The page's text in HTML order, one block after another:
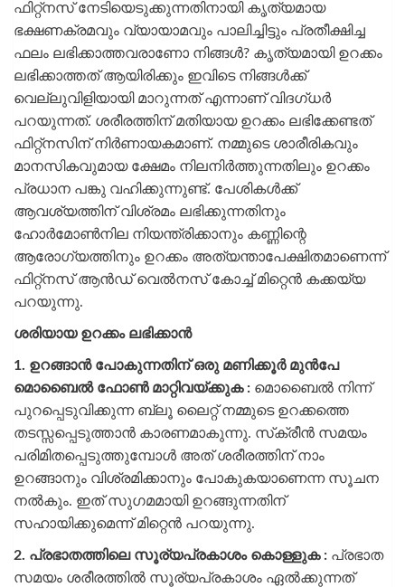
ഫിറ്റ്നസ് നേടിയെടുക്കുന്നതിനായി കൃത്യമായ
ഭക്ഷണക്രമവും വ്യായാമവും പാലിച്ചിട്ടും പ്രതീക്ഷിച്ച
ഫലം ലഭിക്കാത്തവരാണോ നിങ്ങൾ? കൃത്യമായി ഉറക്കം
ലഭിക്കാത്തത് ആയിരിക്കും ഇവിടെ നിങ്ങൾക്ക്
വെല്ലുവിളിയായി മാറുന്നത് എന്നാണ് വിദഗ്ധര്‍
പറയുന്നത്. ശരീരത്തിന് മതിയായ ഉറക്കം ലഭിക്കേണ്ടത്
ഫിറ്റ്നസിന് നിർണായകമാണ്. നമ്മുടെ ശാരീരികവും
മാനസികവുമായ ക്ഷേമം നിലനിർത്തുന്നതിലും ഉറക്കം
പ്രധാന പങ്കു വഹിക്കുന്നുണ്ട്. പേശികൾക്ക്
ആവശ്യത്തിന് വിശ്രമം ലഭിക്കുന്നതിനും
ഹോർമോൺനില നിയന്ത്രിക്കാനും കണ്ണിന്റെ
ആരോഗ്യത്തിനും ഉറക്കം അത്യന്താപേക്ഷിതമാണെന്ന്
ഫിറ്റ്നസ് ആൻഡ് വെൽനസ് കോച്ച് മിറ്റെൻ കക്കയ്യ
പറയുന്നു.
ശരിയായ ഉറക്കം ലഭിക്കാൻ
1. ഉറങ്ങാൻ പോകുന്നതിന് ഒരു മണിക്കൂർ മുൻപേ
മൊബൈൽ ഫോൺ മാറ്റിവയ്ക്കുക : മൊബൈൽ നിന്ന്
പുറപ്പെടുവിക്കുന്ന ബ്ലൂ ലൈറ്റ് നമ്മുടെ ഉറക്കത്തെ
തടസ്സപ്പെടുത്താൻ കാരണമാകുന്നു. സ്‌ക്രീൻ സമയം
പരിമിതപ്പെടുത്തുമ്പോൾ അത് ശരീരത്തിന് നാം
ഉറങ്ങാനും വിശ്രമിക്കാനും പോകുകയാണെന്ന സൂചന
നൽകും. ഇത് സുഗമമായി ഉറങ്ങുന്നതിന്
സഹായിക്കുമെന്ന് മിറ്റെൻ പറയുന്നു.
2. പ്രഭാതത്തിലെ സൂര്യപ്രകാശം കൊള്ളുക : പ്രഭാത
സമയം ശരീരത്തിൽ സൂര്യപ്രകാശം ഏൽക്കുന്നത്